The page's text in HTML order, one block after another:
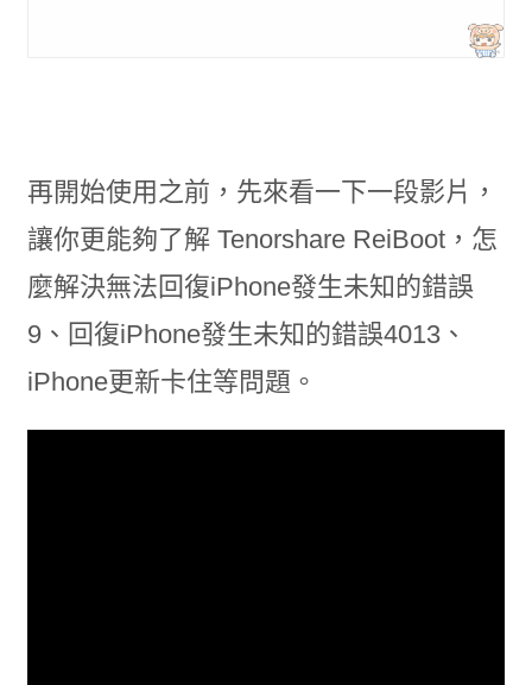
再開始使用之前，先來看一下一段影片，
讓你更能夠了解 Tenorshare ReiBoot，怎
麼解決無法回復iPhone發生未知的錯誤
9、回復iPhone發生未知的錯誤4013、
iPhone更新卡住等問題。